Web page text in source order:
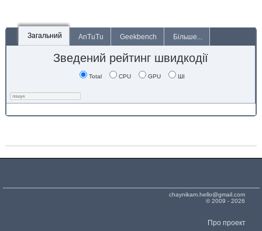
Загальний AnTuTu Geekbench Більше...
Зведений рейтинг швидкодії
Total CPU GPU ШІ
chaynikam.hello@gmail.com
© 2009 - 2026
Про проект